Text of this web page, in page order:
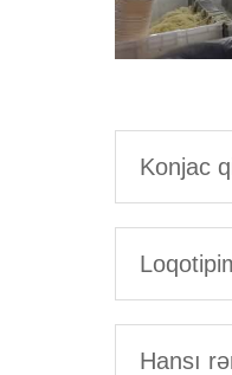
Konjac
Hansı